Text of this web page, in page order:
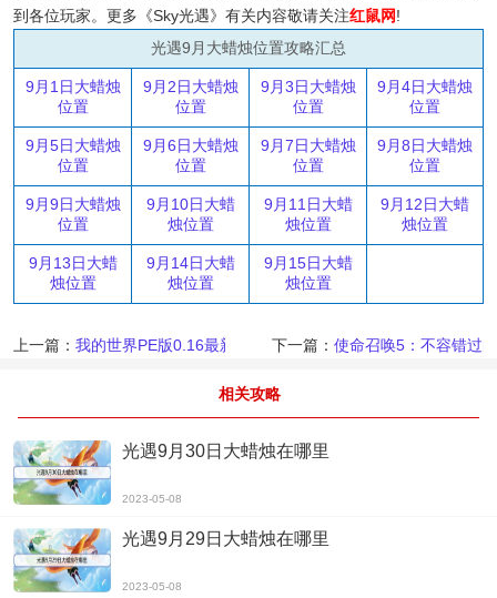
到各位玩家。更多《Sky光遇》有关内容敬请关注红鼠网!
光遇9月大蜡烛位置攻略汇总
9月1日大蜡烛
位置
9月2日大蜡烛
位置
9月3日大蜡烛
位置
9月4日大蜡烛
位置
9月5日大蜡烛
位置
9月6日大蜡烛
位置
9月7日大蜡烛
位置
9月8日大蜡烛
位置
9月9日大蜡烛
位置
9月10日大蜡
烛位置
9月11日大蜡
烛位置
9月12日大蜡
烛位置
9月13日大蜡
烛位置
9月14日大蜡
烛位置
9月15日大蜡
烛位置
上一篇： 我的世界PE版0.16最新版本，这里下载
下一篇：使命召唤5：不容错过
相关攻略
光遇9月30日大蜡烛在哪里
2023-05-08
光遇9月29日大蜡烛在哪里
2023-05-08